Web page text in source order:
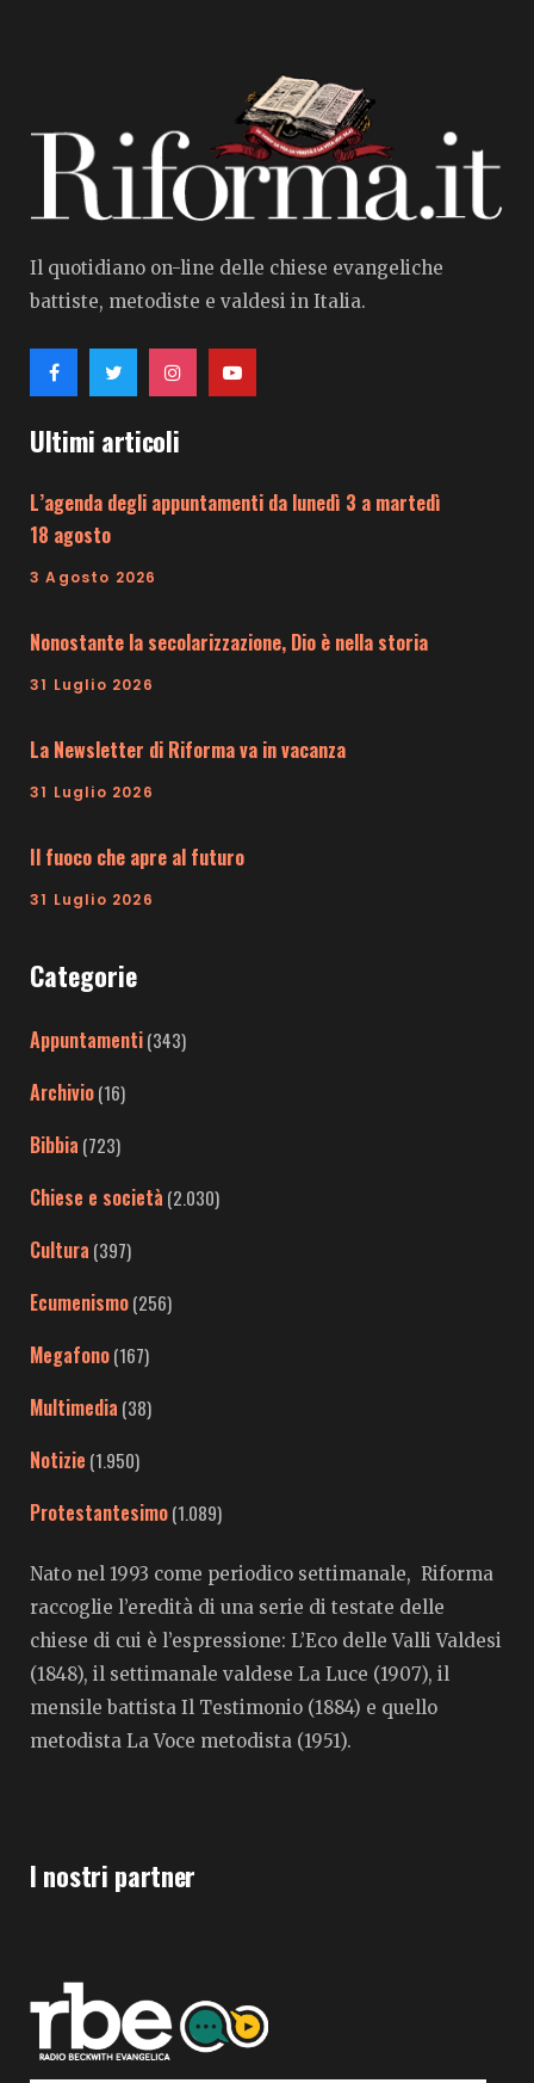
Il quotidiano on-line delle chiese evangeliche
battiste, metodiste e valdesi in Italia.
Ultimi articoli
L’agenda degli appuntamenti da lunedì 3 a martedì
18 agosto
3 Agosto 2026
Nonostante la secolarizzazione, Dio è nella storia
31 Luglio 2026
La Newsletter di Riforma va in vacanza
31 Luglio 2026
Il fuoco che apre al futuro
31 Luglio 2026
Categorie
Appuntamenti(343)
Archivio(16)
Bibbia (723)
Chiese e società (2.030)
Cultura (397)
Ecumenismo(256)
Megafono(167)
Multimedia (38)
Notizie (1.950)
Protestantesimo(1.089)
Nato nel 1993 come periodico settimanale, Riforma
raccoglie l’eredità di una serie di testate delle
chiese di cui è l’espressione: L’Eco delle Valli Valdesi
(1848), il settimanale valdese La Luce (1907), il
mensile battista Il Testimonio (1884) e quello
metodista La Voce metodista (1951).
I nostri partner